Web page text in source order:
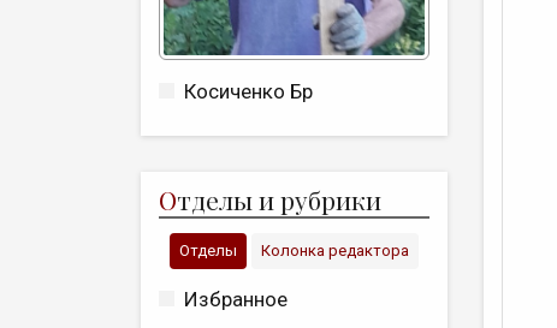
Косиченко Бр
Отделы и рубрики
Отделы Колонка редактора
Избранное